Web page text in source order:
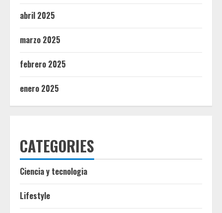
abril 2025
marzo 2025
febrero 2025
enero 2025
CATEGORIES
Ciencia y tecnologia
Lifestyle